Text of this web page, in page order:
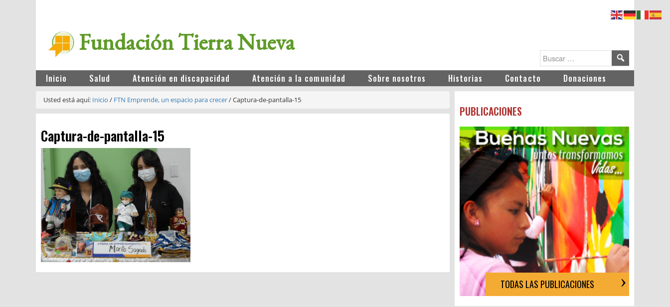
Fundación Tierra Nueva
Inicio Salud Atención en discapacidad Atención a la comunidad Sobre nosotros Historias Contacto Donaciones
Usted está aquí: Inicio / FTN Emprende, un espacio para crecer/Captura-de-pantalla-15
Captura-de-pantalla-15
PUBLICACIONES
TODAS LAS PUBLICACIONES